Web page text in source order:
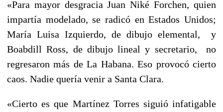
«Para mayor desgracia Juan Niké Forchen, quien
impartía modelado, se radicó en Estados Unidos;
María Luisa Izquierdo, de dibujo elemental, y
Boabdill Ross, de dibujo lineal y secretario, no
regresaron más de La Habana. Eso provocó cierto
caos. Nadie quería venir a Santa Clara.
«Cierto es que Martínez Torres siguió infatigable